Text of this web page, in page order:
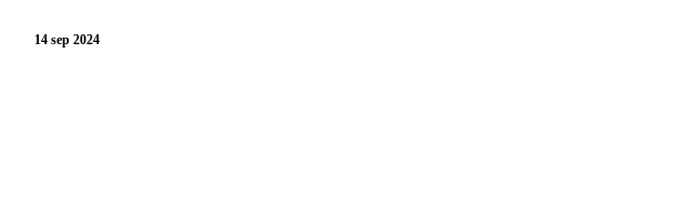
14 sep 2024